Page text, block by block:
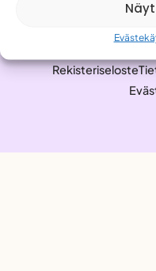
Rekisteriseloste